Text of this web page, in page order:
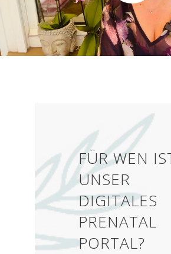
FÜR WEN
UNSER
DIGITALES
PRENATAL
PORTAL?